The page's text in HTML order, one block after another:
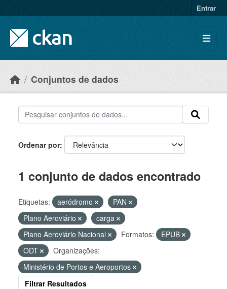
Entrar
Conjuntos de dados
Ordenar por
1 conjunto de dados encontrado
Etiquetas: aeródromo
PAN
Plano Aeroviário
carga
Plano Aeroviário Nacional
Formatos:
EPUB
ODT
Organizações:
Ministério de Portos e Aeroportos
Filtrar Resultados